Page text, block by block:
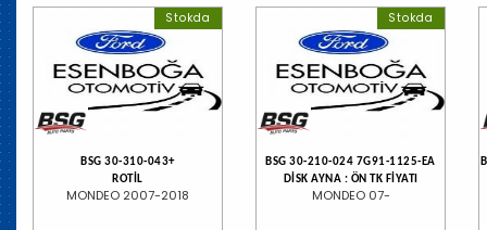
Stokda
BSG 30-310-043+
ROTİL
MONDEO 2007-2018
Stokda
BSG 30-210-024 7G91-1125-EA
DİSK AYNA : ÖN TK FİYATI
MONDEO 07-